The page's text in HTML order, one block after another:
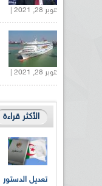
أكتوبر 28, 2021 |
أكتوبر 28, 2021 |
الأكثر قراءة
تعديل الدستور